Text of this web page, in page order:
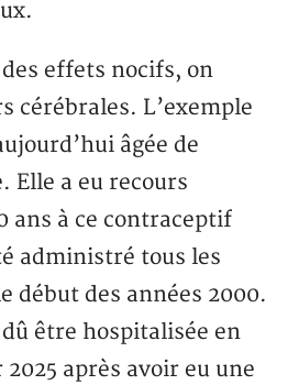
effets nocifs, on
cérébrales. L’exemple
âgée de
Elle a eu recours
ans à ce contraceptif
administré tous les
début des années 2000.
être hospitalisée en
après avoir eu une